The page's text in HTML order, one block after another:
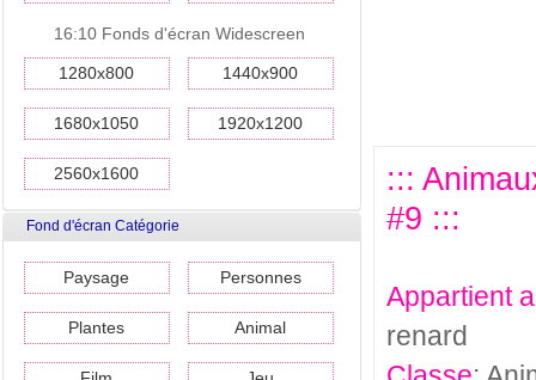
16:10 Fonds d'écran Widescreen
1280x800 1440x900
1680x1050 1920x1200
2560x1600
Fond d'écran Catégorie
Paysage Personnes
Plantes Animal
:::
#9 :::
Appartient
renard